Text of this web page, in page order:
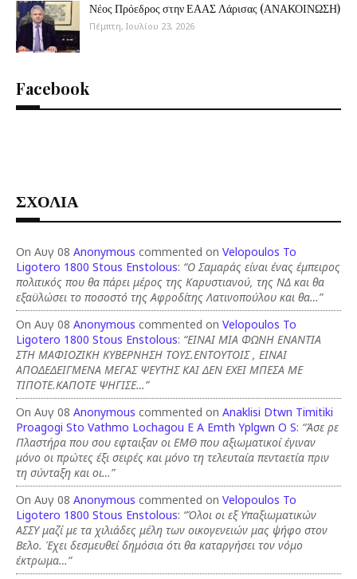
Νέος Πρόεδρος στην ΕΑΑΣ Λάρισας (ΑΝΑΚΟΙΝΩΣΗ)
Πέμπτη, Ιουλίου 23, 2026
Facebook
ΣΧΟΛΙΑ
On Αυγ 08 Anonymous commented on Velopoulos To
Ligotero 1800 Stous Enstolous: “Ο Σαμαράς είναι ένας έμπειρος
πολιτικός που θα πάρει μέρος της Καρυστιανού, της ΝΔ και θα
εξαϋλώσει το ποσοστό της Αφροδίτης Λατινοπούλου και θα…”
On Αυγ 08 Anonymous commented on Velopoulos To
Ligotero 1800 Stous Enstolous: “ΕΙΝΑΙ ΜΙΑ ΦΩΝΗ ΕΝΑΝΤΙΑ
ΣΤΗ ΜΑΦΙΟΖΙΚΗ ΚΥΒΕΡΝΗΣΗ ΤΟΥΣ.ΕΝΤΟΥΤΟΙΣ , ΕΙΝΑΙ
ΑΠΟΔΕΔΕΙΓΜΕΝΑ ΜΕΓΑΣ ΨΕΥΤΗΣ ΚΑΙ ΔΕΝ ΕΧΕΙ ΜΠΕΣΑ ΜΕ
ΤΙΠΟΤΕ.ΚΑΠΟΤΕ ΨΗΓΙΣΕ…”
On Αυγ 08 Anonymous commented on Anaklisi Dtwn Timitiki
Proagogi Sto Vathmo Lochagou E A Emth Yplgwn O S: “Άσε ρε
Πλαστήρα που σου εφταιξαν οι ΕΜΘ που αξιωματικοί έγιναν
μόνο οι πρώτες έξι σειρές και μόνο τη τελευταία πενταετία πριν
τη σύνταξη και οι…”
On Αυγ 08 Anonymous commented on Velopoulos To
Ligotero 1800 Stous Enstolous: “Όλοι οι εξ Υπαξιωματικών
ΑΣΣΥ μαζί με τα χιλιάδες μέλη των οικογενειών μας ψήφο στον
Βελο. Έχει δεσμευθεί δημόσια ότι θα καταργήσει τον νόμο
έκτρωμα…”